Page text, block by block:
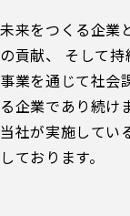
未来をつくる企業
の貢献、 そして持
事業を通じて社会
る企業であり続け
当社が実施してい
しております。